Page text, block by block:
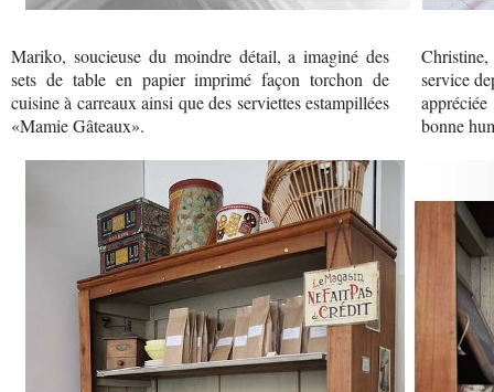
Mariko, soucieuse du moindre détail, a imaginé des
sets de table en papier imprimé façon torchon de
cuisine à carreaux ainsi que des serviettes estampillées
«Mamie Gâteaux».
service
bonne